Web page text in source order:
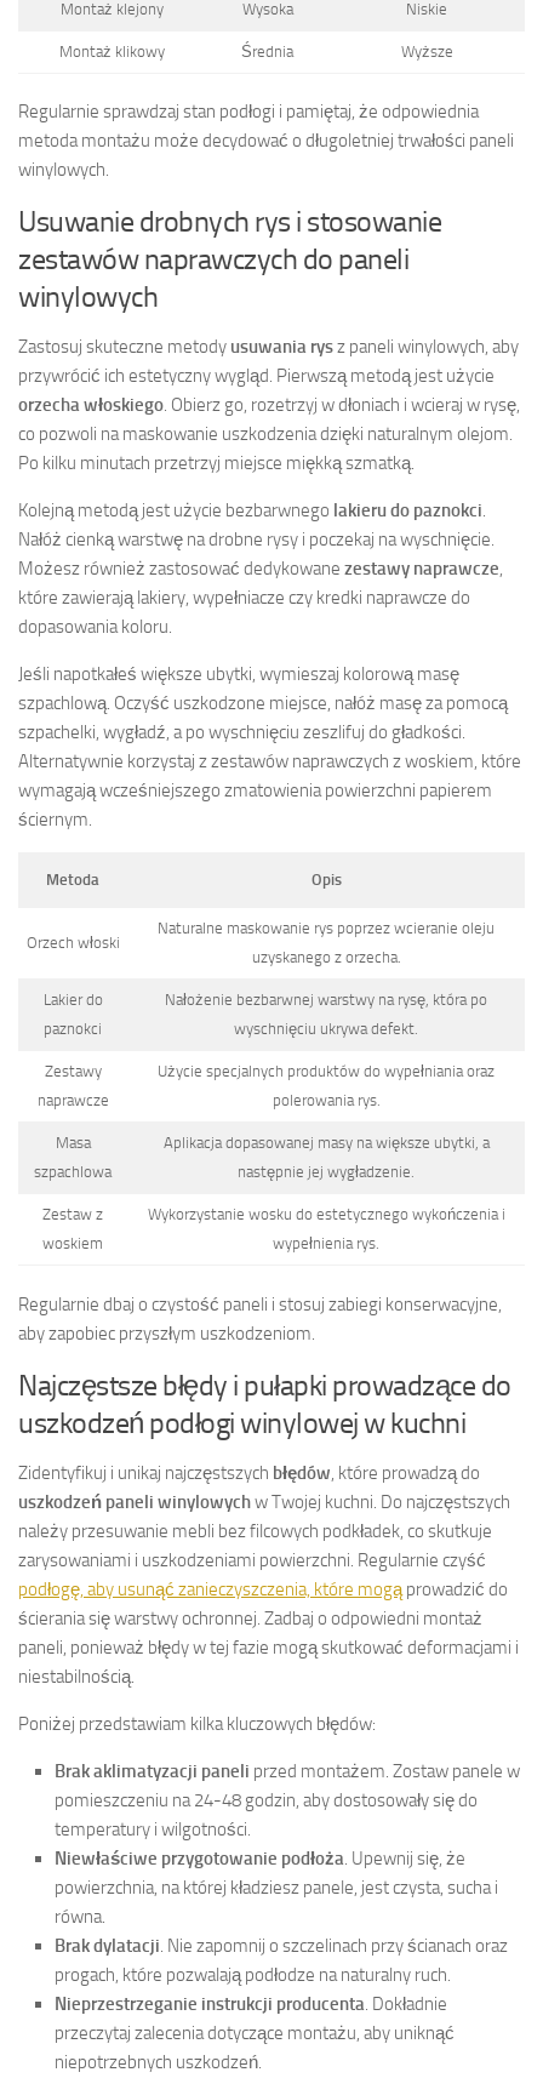
Montaż klejony Wysoka Niskie
Montaż klikowy Średnia Wyższe
Regularnie sprawdzaj stan podłogi i pamiętaj, że odpowiednia
metoda montażu może decydować o długoletniej trwałości paneli
winylowych.
Usuwanie drobnych rys i stosowanie
zestawów naprawczych do paneli
winylowych
Zastosuj skuteczne metody usuwania rysz paneli winylowych, aby
przywrócić ich estetyczny wygląd. Pierwszą metodą jest użycie
orzecha włoskiego. Obierz go, rozetrzyj w dłoniach i wcieraj w rysę,
co pozwoli na maskowanie uszkodzenia dzięki naturalnym olejom.
Po kilku minutach przetrzyj miejsce miękką szmatką.
Kolejną metodą jest użycie bezbarwnego lakieru do paznokci.
Nałóż cienką warstwę na drobne rysy i poczekaj na wyschnięcie.
Możesz również zastosować dedykowane zestawy naprawcze,
które zawierają lakiery, wypełniacze czy kredki naprawcze do
dopasowania koloru.
Jeśli napotkałeś większe ubytki, wymieszaj kolorową masę
szpachlową. Oczyść uszkodzone miejsce, nałóż masę za pomocą
szpachelki, wygładź, a po wyschnięciu zeszlifuj do gładkości.
Alternatywnie korzystaj z zestawów naprawczych z woskiem, które
wymagają wcześniejszego zmatowienia powierzchni papierem
ściernym.
Metoda Opis
Orzech włoski
Naturalne maskowanie rys poprzez wcieranie oleju
uzyskanego z orzecha.
Lakier do
paznokci
Nałożenie bezbarwnej warstwy na rysę, która po
wyschnięciu ukrywa defekt.
Zestawy
naprawcze
Użycie specjalnych produktów do wypełniania oraz
polerowania rys.
Masa
szpachlowa
Aplikacja dopasowanej masy na większe ubytki, a
następnie jej wygładzenie.
Zestaw z
woskiem
Wykorzystanie wosku do estetycznego wykończenia i
wypełnienia rys.
Regularnie dbaj o czystość paneli i stosuj zabiegi konserwacyjne,
aby zapobiec przyszłym uszkodzeniom.
Najczęstsze błędy i pułapki prowadzące do
uszkodzeń podłogi winylowej w kuchni
Zidentyfikuj i unikaj najczęstszych błędów, które prowadzą do
uszkodzeń paneli winylowychw Twojej kuchni. Do najczęstszych
należy przesuwanie mebli bez filcowych podkładek, co skutkuje
zarysowaniami i uszkodzeniami powierzchni. Regularnie czyść
podłogę, aby usunąć zanieczyszczenia, które mogąprowadzić do
ścierania się warstwy ochronnej. Zadbaj o odpowiedni montaż
paneli, ponieważ błędy w tej fazie mogą skutkować deformacjami i
niestabilnością.
Poniżej przedstawiam kilka kluczowych błędów:
Brak aklimatyzacji paneli przed montażem. Zostaw panele w
pomieszczeniu na 24-48 godzin, aby dostosowały się do
temperatury i wilgotności.
Niewłaściwe przygotowanie podłoża. Upewnij się, że
powierzchnia, na której kładziesz panele, jest czysta, sucha i
równa.
Brak dylatacji. Nie zapomnij o szczelinach przy ścianach oraz
progach, które pozwalają podłodze na naturalny ruch.
Nieprzestrzeganie instrukcji producenta. Dokładnie
przeczytaj zalecenia dotyczące montażu, aby uniknąć
niepotrzebnych uszkodzeń.